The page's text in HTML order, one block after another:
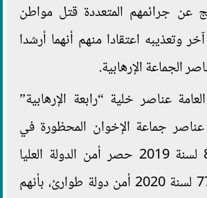
عن جرائمهم المتعددة قتل مواطن
وتعذيبه اعتقادا منهم أنهما أرشدا
الجماعة الإرهابية.
عناصر خلية “رابعة الإرهابية”
22 من عناصر جماعة الإخوان المحظورة في
القضية رقم 840 لسنة 2019 حصر أمن الدولة العليا
والمقيدة برقم 777 لسنة 2020 أمن دولة طوارئ، بأنهم